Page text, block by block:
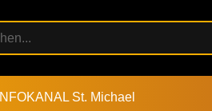
INFOKANAL St. Michael